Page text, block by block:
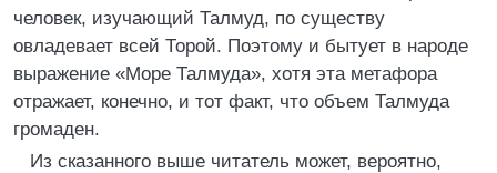
человек, изучающий Талмуд, по существу
овладевает всей Торой. Поэтому и бытует в народе
выражение «Море Талмуда», хотя эта метафора
отражает, конечно, и тот факт, что объем Талмуда
громаден.
Из сказанного выше читатель может, вероятно,